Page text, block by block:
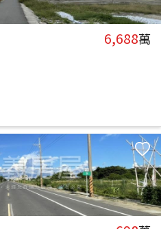
6,688萬